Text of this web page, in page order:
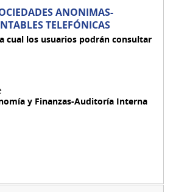
ANONIMAS-
TELEFÓNICAS
cual los usuarios podrán consultar
y Finanzas-Auditoría Interna